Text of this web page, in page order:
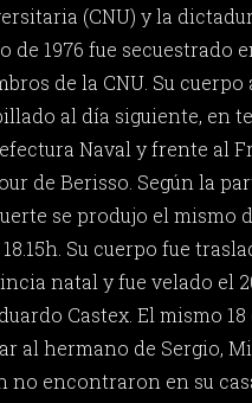
(CNU) y la
de 1976 fue secuestrado
de la CNU. Su cuerpo
al día siguiente, en
Naval y frente al
de Berisso. Según la
se produjo el mismo
18.15h. Su cuerpo fue
natal y fue velado el
Castex. El mismo
al hermano de Sergio,
no encontraron en su